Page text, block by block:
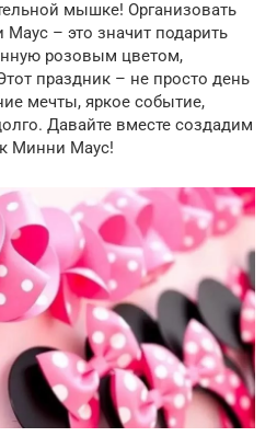
мышке! Организовать
– это значит подарить
розовым цветом,
праздник – не просто день
мечты, яркое событие,
Давайте вместе создадим
Минни Маус!